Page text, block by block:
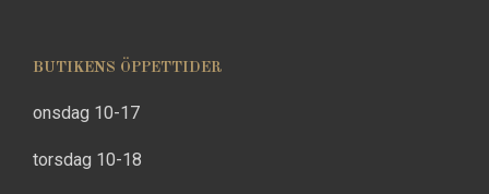
BUTIKENS ÖPPETTIDER
onsdag 10-17
torsdag 10-18